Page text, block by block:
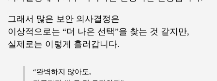
그래서 많은 보안 의사결정은
이상적으로는 “더 나은 선택”을 찾는 것 같지만,
실제로는 이렇게 흘러갑니다.
“완벽하지 않아도,